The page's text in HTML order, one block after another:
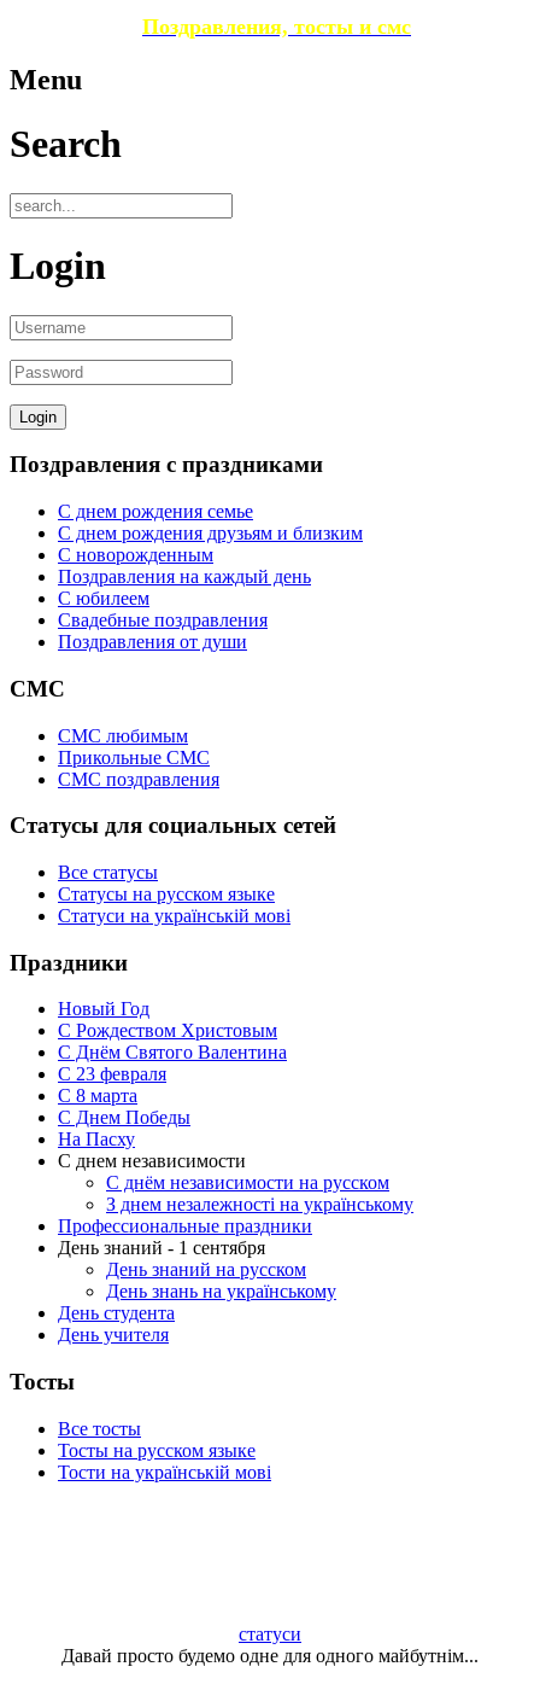
Поздравления, тосты и смс
Menu
Search
Login
Поздравления с праздниками
С днем рождения семье
С днем рождения друзьям и близким
C новорожденным
Поздравления на каждый день
С юбилеем
Свадебные поздравления
Поздравления от души
СМС
СМС любимым
Прикольные СМС
СМС поздравления
Статусы для социальных сетей
Все статусы
Статусы на русском языке
Статуси на українській мові
Праздники
Новый Год
С Рождеством Христовым
С Днём Святого Валентина
С 23 февраля
C 8 марта
С Днем Победы
На Пасху
С днем независимости
С днём независимости на русском
З днем незалежності на українському
Профессиональные праздники
День знаний - 1 сентября
День знаний на русском
День знань на українському
День студента
День учителя
Тосты
Все тосты
Тосты на русском языке
Тости на українській мові
статуси
Давай просто будемо одне для одного майбутнім...